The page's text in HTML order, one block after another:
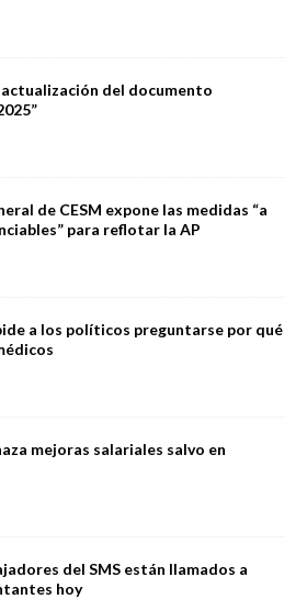
del documento
de CESM expone las medidas “a
para reflotar la AP
a los políticos preguntarse por qué
mejoras salariales salvo en
del SMS están llamados a
hoy